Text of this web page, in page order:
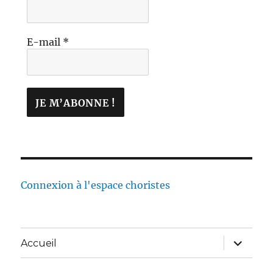
E-mail *
Connexion à l'espace choristes
Accueil